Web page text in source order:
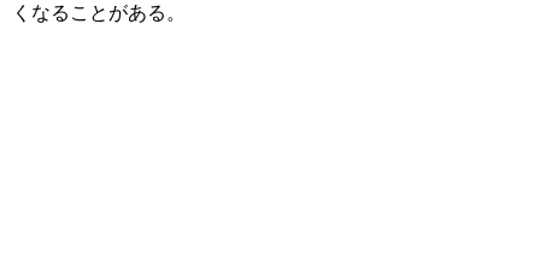
くなることがある。